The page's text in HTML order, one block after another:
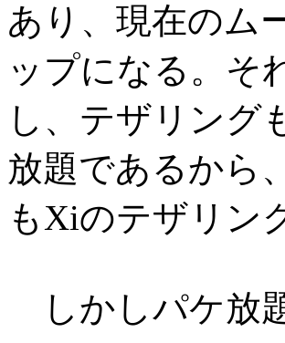
あり、現在のム
ップになる。そ
し、テザリング
放題であるから
もXiのテザリン
しかしパケ放